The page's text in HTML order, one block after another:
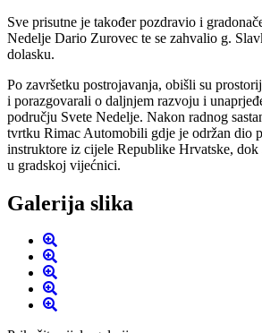
Sve prisutne je također pozdravio i
Nedelje Dario Zurovec te se zahvalio g.
dolasku.
Po završetku postrojavanja, obišli su
i porazgovarali o daljnjem razvoju i
području Svete Nedelje. Nakon radnog
tvrtku Rimac Automobili gdje je održan dio
instruktore iz cijele Republike Hrvatske, dok
u gradskoj vijećnici.
Galerija slika